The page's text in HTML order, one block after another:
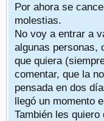
Por ahora se
molestias.
No voy a entrar a
algunas personas,
que quiera
comentar, que la
pensada en dos
llegó un momento
También les